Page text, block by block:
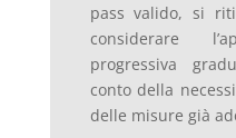
pass valido, si
considerare
progressiva
conto della
delle misure già